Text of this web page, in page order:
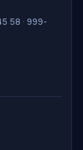
58 · 999-